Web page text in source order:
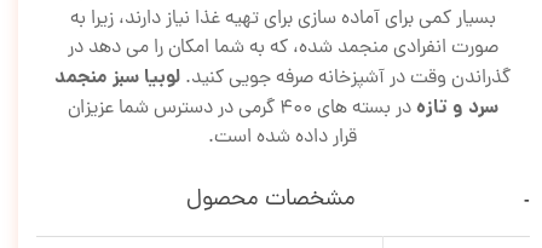
بسیار کمی برای آماده سازی برای تهیه غذا نیاز دارند، زیرا به
صورت انفرادی منجمد شده، که به شما امکان را می دهد در
گذراندن وقت در آشپزخانه صرفه جویی کنید. لوبیا سبز منجمد
سرد و تازه
در بسته های ۴۰۰ گرمی در دسترس شما عزیزان
قرار داده شده است.
مشخصات محصول